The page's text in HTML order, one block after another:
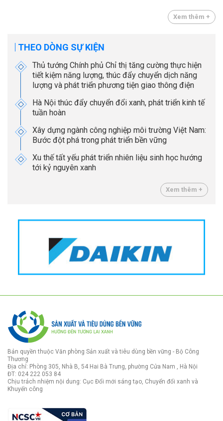
Xem thêm +
THEO DÒNG SỰ KIỆN
Thủ tướng Chính phủ Chỉ thị tăng cường thực hiện
tiết kiệm năng lượng, thúc đẩy chuyển dịch năng
lượng và phát triển phương tiện giao thông điện
Hà Nội thúc đẩy chuyển đổi xanh, phát triển kinh tế
tuần hoàn
Xây dựng ngành công nghiệp môi trường Việt Nam:
Bước đột phá trong phát triển bền vững
Xu thế tất yếu phát triển nhiên liệu sinh học hướng
tới kỷ nguyên xanh
Xem thêm +
Bản quyền thuộc Văn phòng Sản xuất và tiêu dùng bền vững - Bộ Công
Thương
Địa chỉ: Phòng 305, Nhà B, 54 Hai Bà Trưng, phường Cửa Nam , Hà Nội
ĐT: 024 222 053 84
Chịu trách nhiệm nội dung: Cục Đổi mới sáng tạo, Chuyển đổi xanh và
Khuyến công